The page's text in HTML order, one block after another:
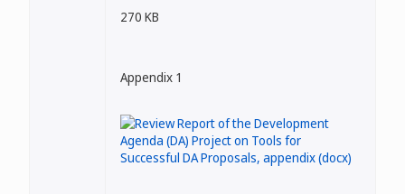
270 KB
Appendix 1